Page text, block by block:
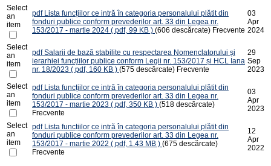
Select
an
item
pdf Lista funcțiilor ce intră în categoria personalului plătit din
fonduri publice conform prevederilor art. 33 din Legea nr.
153/2017 - martie 2024 ( pdf, 99 KB ) (606 descărcate) Frecvente
03
Apr
2024
Select
an
item
pdf Salarii de bază stabilite cu respectarea Nomenclatorului și
ierarhiei funcțiilor publice conform Legii nr. 153/2017 și HCL Iana
nr. 18/2023 ( pdf, 160 KB ) (575 descărcate) Frecvente
29
Sep
2023
Select
an
item
pdf Lista funcțiilor ce intră în categoria personalului plătit din
fonduri publice conform prevederilor art. 33 din Legea nr.
153/2017 - martie 2023 ( pdf, 350 KB ) (518 descărcate)
Frecvente
03
Apr
2023
Select
an
item
pdf Lista funcțiilor ce intră în categoria personalului plătit din
fonduri publice conform prevederilor art. 33 din Legea nr.
153/2017 - martie 2022 ( pdf, 1.43 MB ) (675 descărcate)
Frecvente
12
Apr
2022